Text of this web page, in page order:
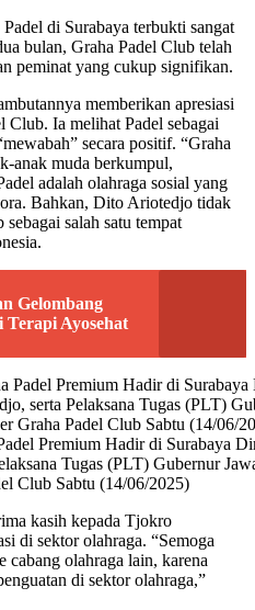
di Surabaya terbukti sangat
bulan, Graha Padel Club telah
peminat yang cukup signifikan.
memberikan apresiasi
Club. Ia melihat Padel sebagai
secara positif. “Graha
anak muda berkumpul,
adalah olahraga sosial yang
Bahkan, Dito Ariotedjo tidak
salah satu tempat
Gelombang
Ayosehat
Premium Hadir di Surabaya
Tugas (PLT) Gubernur
Club Sabtu (14/06/2025)
kasih kepada Tjokro
di sektor olahraga. “Semoga
cabang olahraga lain, karena
di sektor olahraga,”